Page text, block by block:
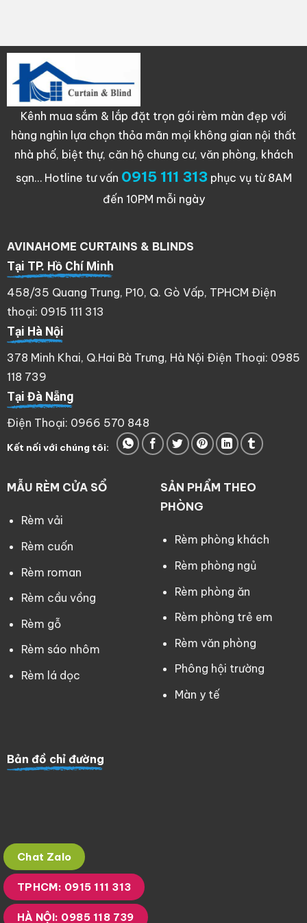
Kênh mua sắm & lắp đặt trọn gói rèm màn đẹp với
hàng nghìn lựa chọn thỏa mãn mọi không gian nội thất
nhà phố, biệt thự, căn hộ chung cư, văn phòng, khách
sạn… Hotline tư vấn 0915 111 313phục vụ từ 8AM
đến 10PM mỗi ngày
AVINAHOME CURTAINS & BLINDS
Tại TP. Hồ Chí Minh
458/35 Quang Trung, P10, Q. Gò Vấp, TPHCM Điện
thoại: 0915 111 313
Tại Hà Nội
378 Minh Khai, Q.Hai Bà Trưng, Hà Nội Điện Thoại: 0985
118 739
Tại Đà Nẵng
Điện Thoại: 0966 570 848
Kết nối với chúng tôi:
MẪU RÈM CỬA SỔ
Rèm vải
Rèm cuốn
Rèm roman
Rèm cầu vồng
Rèm gỗ
Rèm sáo nhôm
Rèm lá dọc
SẢN PHẨM THEO
PHÒNG
Rèm phòng khách
Rèm phòng ngủ
Rèm phòng ăn
Rèm phòng trẻ em
Rèm văn phòng
Phông hội trường
Màn y tế
Bản đồ chỉ đường
Chat Zalo
TPHCM: 0915 111 313
HÀ NỘI: 0985 118 739